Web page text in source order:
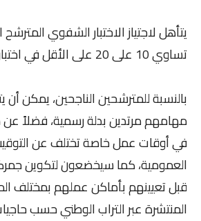
يتأهل لاجتياز الاختبار الشفوي
تساوي 10 على 20 على الأقل في اختبار الرياضة.
بالنسبة للمترشحين الناجحين، يمكن أن
مهامهم مرتدين بدلة رسمية، فضلاً
في أوقات عمل خاصة تختلف عن التوقيت
العمومية، كما سيخضعون لتكوين
قبل تعيينهم بأماكن عملهم بمختلف
المنتشرة عبر التراب الوطني حسب